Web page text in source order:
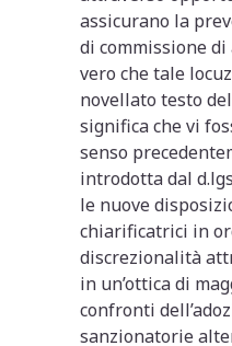
assicurano la
di commissione di
vero che tale
novellato testo
significa che vi
senso
introdotta dal
le nuove
chiarificatrici in
discrezionalità
in un’ottica di
confronti
sanzionatorie